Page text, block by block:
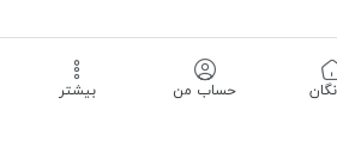
بلوار شاهد
مسیریابیحساب من بیشتر